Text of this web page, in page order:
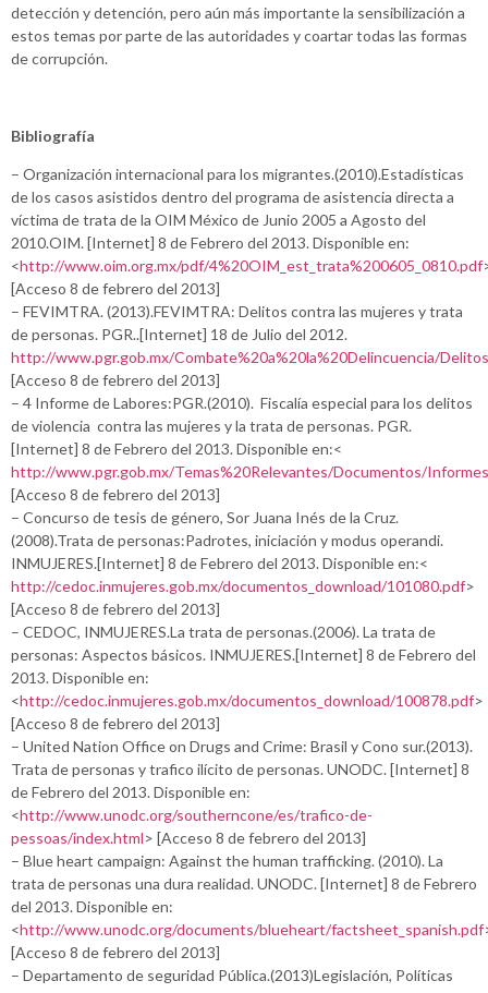
detección y detención, pero aún más importante la sensibilización a
estos temas por parte de las autoridades y coartar todas las formas
de corrupción.
Bibliografía
– Organización internacional para los migrantes.(2010).Estadísticas
de los casos asistidos dentro del programa de asistencia directa a
víctima de trata de la OIM México de Junio 2005 a Agosto del
2010.OIM. [Internet] 8 de Febrero del 2013. Disponible en:
<http://www.oim.org.mx/pdf/4%20OIM_est_trata%200605_0810.pdf
[Acceso 8 de febrero del 2013]
– FEVIMTRA. (2013).FEVIMTRA: Delitos contra las mujeres y trata
de personas. PGR..[Internet] 18 de Julio del 2012.
http://www.pgr.gob.mx/Combate%20a%20la%20Delincuencia/
[Acceso 8 de febrero del 2013]
– 4 Informe de Labores:PGR.(2010). Fiscalía especial para los delitos
de violencia contra las mujeres y la trata de personas. PGR.
[Internet] 8 de Febrero del 2013. Disponible en:<
http://www.pgr.gob.mx/Temas%20Relevantes/Documentos/
[Acceso 8 de febrero del 2013]
– Concurso de tesis de género, Sor Juana Inés de la Cruz.
(2008).Trata de personas:Padrotes, iniciación y modus operandi.
INMUJERES.[Internet] 8 de Febrero del 2013. Disponible en:<
http://cedoc.inmujeres.gob.mx/documentos_download/101080.pdf>
[Acceso 8 de febrero del 2013]
– CEDOC, INMUJERES.La trata de personas.(2006). La trata de
personas: Aspectos básicos. INMUJERES.[Internet] 8 de Febrero del
2013. Disponible en:
<http://cedoc.inmujeres.gob.mx/documentos_download/100878.pdf>
[Acceso 8 de febrero del 2013]
– United Nation Office on Drugs and Crime: Brasil y Cono sur.(2013).
Trata de personas y trafico ilícito de personas. UNODC. [Internet] 8
de Febrero del 2013. Disponible en:
<http://www.unodc.org/southerncone/es/trafico-de-
pessoas/index.html> [Acceso 8 de febrero del 2013]
– Blue heart campaign: Against the human trafficking. (2010). La
trata de personas una dura realidad. UNODC. [Internet] 8 de Febrero
del 2013. Disponible en:
<http://www.unodc.org/documents/blueheart/factsheet_spanish.pdf
[Acceso 8 de febrero del 2013]
– Departamento de seguridad Pública.(2013)Legislación, Políticas